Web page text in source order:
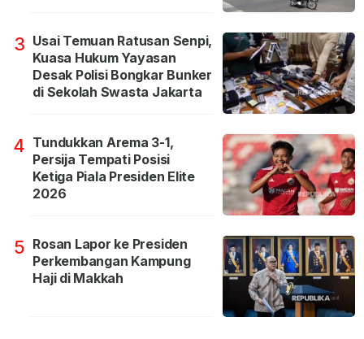
3 Usai Temuan Ratusan Senpi,
Kuasa Hukum Yayasan
Desak Polisi Bongkar Bunker
di Sekolah Swasta Jakarta
4 Tundukkan Arema 3-1,
Persija Tempati Posisi
Ketiga Piala Presiden Elite
2026
5 Rosan Lapor ke Presiden
Perkembangan Kampung
Haji di Makkah